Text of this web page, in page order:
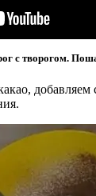
с творогом.
добавляем